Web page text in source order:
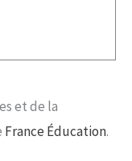
et de la
France Éducation.